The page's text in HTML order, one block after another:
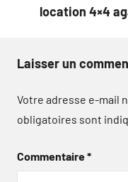
location 4×4
Laisser un
Votre adresse e-mail
obligatoires sont
Commentaire*